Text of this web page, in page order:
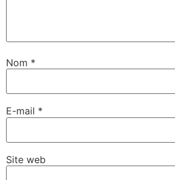
Nom *
E-mail *
Site web